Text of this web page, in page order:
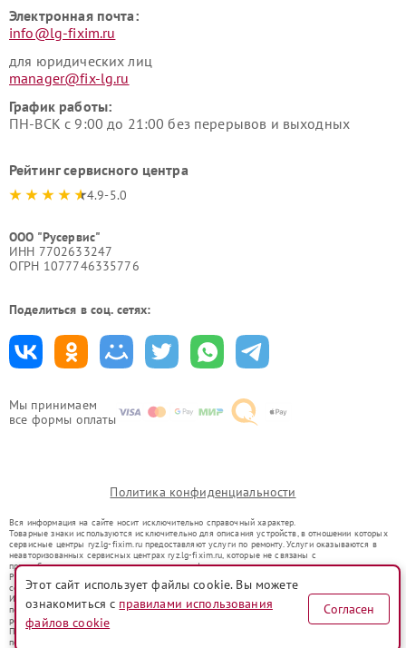
Мы принимаем
все формы оплаты
Электронная почта:
info@lg-fixim.ru
для юридических лиц
manager@fix-lg.ru
График работы:
ПН-ВСК с 9:00 до 21:00 без перерывов и выходных
Рейтинг сервисного центра
4.9-5.0
ООО "Русервис"
ИНН 7702633247
ОГРН 1077746335776
Поделиться в соц. сетях:
Политика конфиденциальности
Вся информация на сайте носит исключительно справочный характер.
Товарные знаки используются исключительно для описания устройств, в отношении которых
сервисные центры ryz.lg-fixim.ru предоставляют услуги по ремонту. Услуги оказываются в
неавторизованных сервисных центрах ryz.lg-fixim.ru, которые не связаны с
правообладателями товарных знаков или их официальными представителями.
Ремонт осуществляется для устройств, уже введенных в гражданский оборот в соответствии
со статьей 1487 ГК РФ.
Использование товарных знаков не преследует цели индивидуализации услуг или введения
потребителей в заблуждение, а служит для информирования о предоставляемых услугах по
ремонту техники указанных брендов.
Представленная на сайте информация не является публичной офертой, определяемой
положениями Статьи 437(2) Гражданского кодекса РФ
Этот сайт использует файлы cookie. Вы можете
ознакомиться с правилами использования
файлов cookie
Согласен